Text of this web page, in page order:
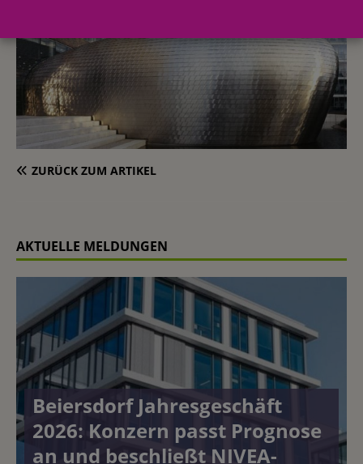
ZURÜCK ZUM ARTIKEL
AKTUELLE MELDUNGEN
Beiersdorf Jahresgeschäft
2026: Konzern passt Prognose
an und beschließt NIVEA-